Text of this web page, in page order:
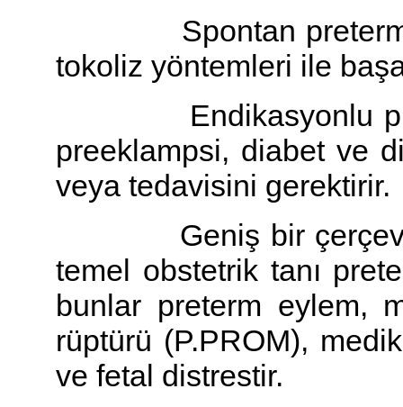
Spontan preterm
tokoliz yöntemleri ile
Endikasyonlu
preeklampsi, diabet ve
veya tedavisini gerektirir.
Geniş bir
temel obstetrik tanı
bunlar preterm eylem,
rüptürü (P.PROM),
ve fetal distrestir.